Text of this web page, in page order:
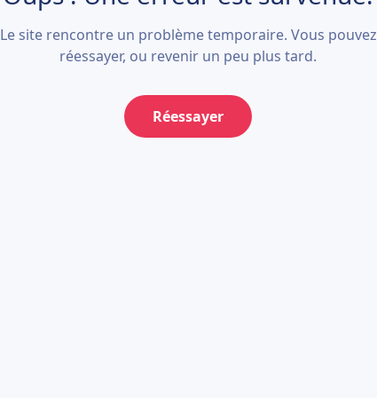
Le site rencontre un problème temporaire. Vous pouvez
réessayer, ou revenir un peu plus tard.
Réessayer